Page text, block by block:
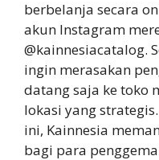
berbelanja secara
akun Instagram
@kainnesiacatalog.
ingin merasakan
datang saja ke toko
lokasi yang
ini, Kainnesia
bagi para